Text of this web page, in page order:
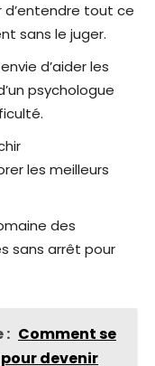
d’entendre tout ce
sans le juger.
d’aider les
psychologue
les meilleurs
des
sans arrêt pour
: Comment se
devenir